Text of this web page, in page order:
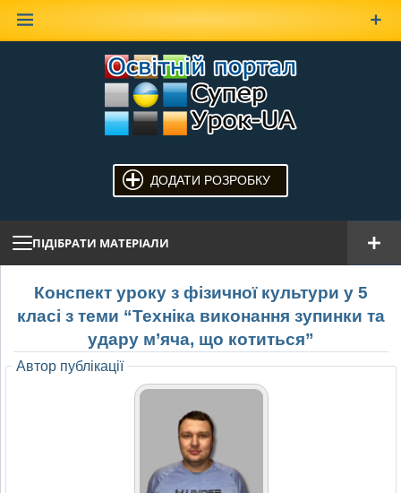
ДОДАТИ РОЗРОБКУ
ПІДІБРАТИ МАТЕРІАЛИ
Конспект уроку з фізичної культури у 5
класі з теми “Техніка виконання зупинки та
удару м’яча, що котиться”
Автор публікації